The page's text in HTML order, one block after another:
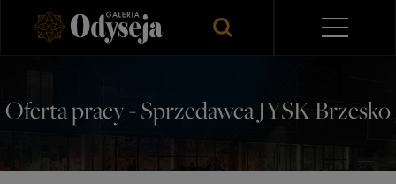
Oferta pracy - Sprzedawca JYSK Brzesko